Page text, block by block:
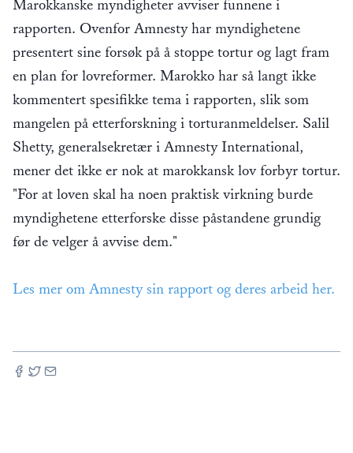
Marokkanske myndigheter avviser funnene i
rapporten. Ovenfor Amnesty har myndighetene
presentert sine forsøk på å stoppe tortur og lagt fram
en plan for lovreformer. Marokko har så langt ikke
kommentert spesifikke tema i rapporten, slik som
mangelen på etterforskning i torturanmeldelser. Salil
Shetty, generalsekretær i Amnesty International,
mener det ikke er nok at marokkansk lov forbyr tortur.
"For at loven skal ha noen praktisk virkning burde
myndighetene etterforske disse påstandene grundig
før de velger å avvise dem."
Les mer om Amnesty sin rapport og deres arbeid her.